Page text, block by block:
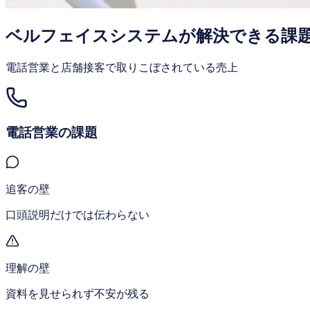
ベルフェイスシステムが解決できる課
電話営業と店舗接客で取りこぼされている売上
電話営業の課題
追客の壁
口頭説明だけでは伝わらない
理解の壁
資料を見せられず不安が残る